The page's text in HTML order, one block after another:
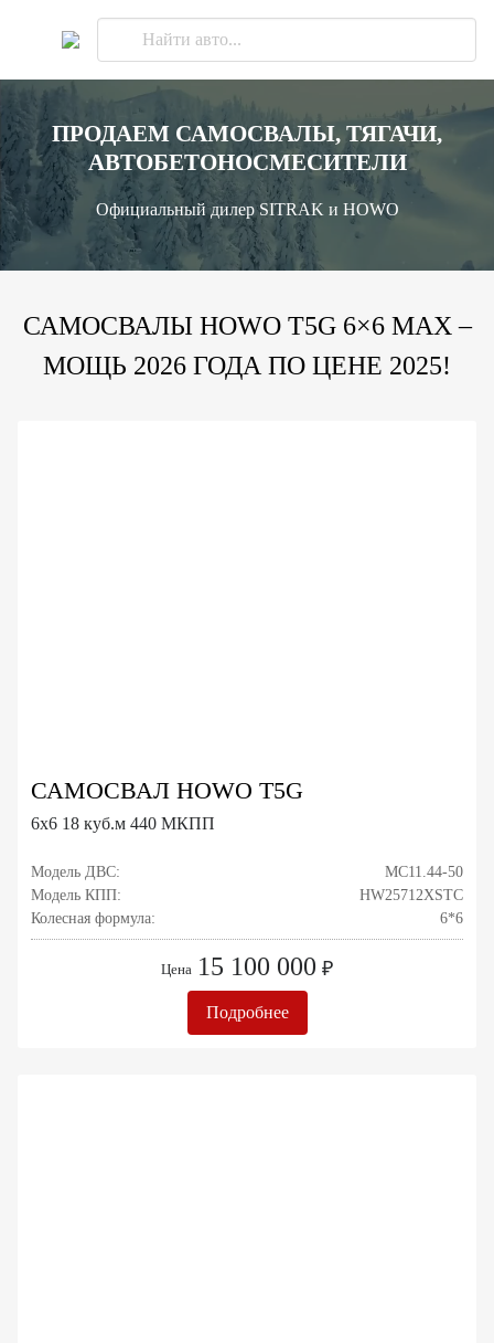
ПРОДАЕМ САМОСВАЛЫ, ТЯГАЧИ,
АВТОБЕТОНОСМЕСИТЕЛИ
Официальный дилер SITRAK и HOWO
САМОСВАЛЫ HOWO T5G 6×6 MAX –
МОЩЬ 2026 ГОДА ПО ЦЕНЕ 2025!
САМОСВАЛ HOWO T5G
6x6 18 куб.м 440 МКПП
Модель ДВС:
MC11.44-50
Модель КПП:
HW25712XSTC
Колесная формула:
6*6
Цена 15 100 000 ₽
Подробнее